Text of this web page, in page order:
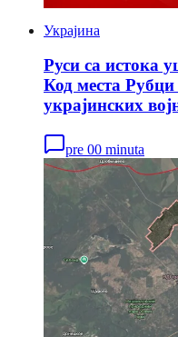
Украјина
Руси са истока
Код места
украјинских
pre 00 minuta